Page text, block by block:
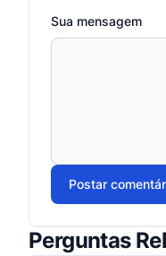
Sua mensagem
Postar
Perguntas